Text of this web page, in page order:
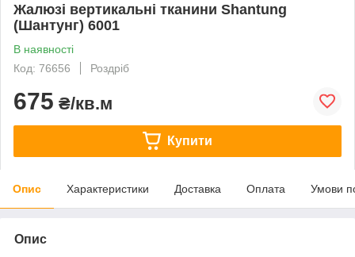
Жалюзі вертикальні тканини Shantung
(Шантунг) 6001
В наявності
Код: 76656
Роздріб
675 ₴/кв.м
Купити
Опис Характеристики Доставка Оплата Умови
Опис